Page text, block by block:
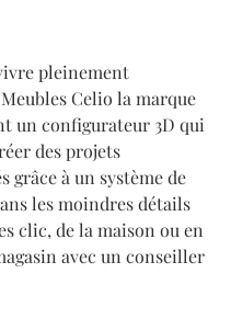
pleinement
Celio la marque
un configurateur 3D qui
des projets
grâce à un système de
les moindres détails
clic, de la maison ou en
avec un conseiller